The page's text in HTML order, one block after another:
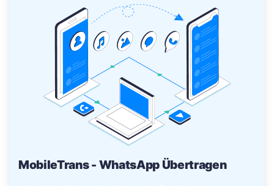
MobileTrans - WhatsApp Übertragen